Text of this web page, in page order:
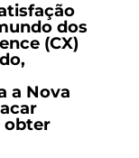
dos
(CX)
a Nova
obter